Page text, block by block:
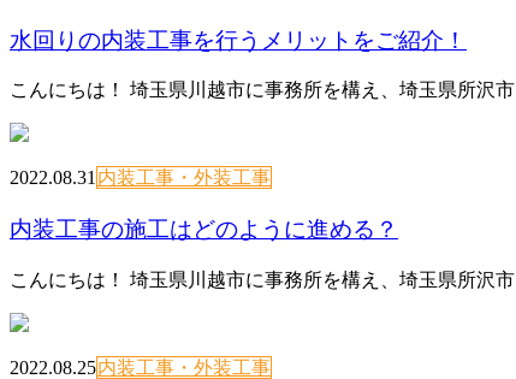
水回りの内装工事を行うメリットをご紹介！
こんにちは！ 埼玉県川越市に事務所を構え、埼玉県所沢
2022.08.31内装工事・外装工事
内装工事の施工はどのように進める？
こんにちは！ 埼玉県川越市に事務所を構え、埼玉県所沢
2022.08.25内装工事・外装工事